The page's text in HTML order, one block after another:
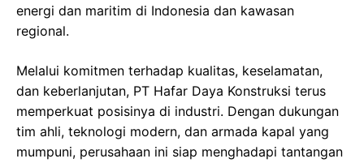
energi dan maritim di Indonesia dan kawasan
regional.
Melalui komitmen terhadap kualitas, keselamatan,
dan keberlanjutan, PT Hafar Daya Konstruksi terus
memperkuat posisinya di industri. Dengan dukungan
tim ahli, teknologi modern, dan armada kapal yang
mumpuni, perusahaan ini siap menghadapi tantangan